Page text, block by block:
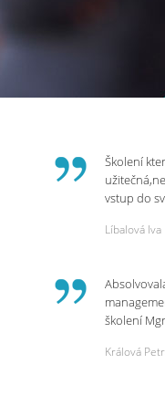
Školení
vstup do
potřebná
Líbalová Iva
školení
práci a na
Králová